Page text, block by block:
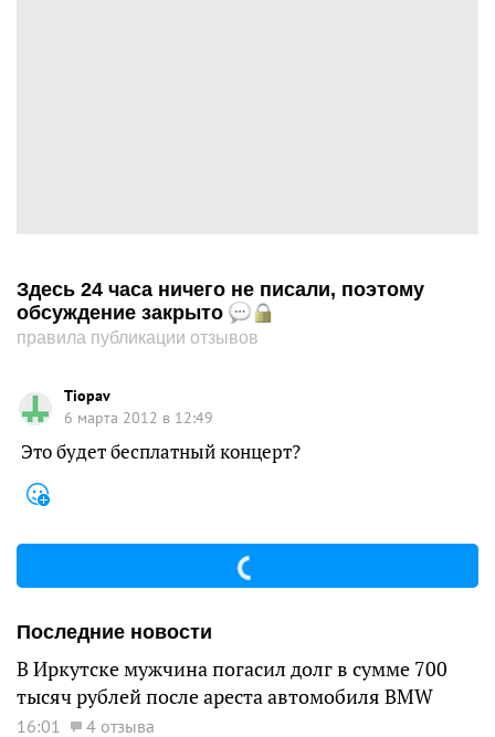
Здесь 24 часа ничего не писали, поэтому
обсуждение закрыто
правила публикации отзывов
Tiopav
6 марта 2012 в 12:49
Это будет бесплатный концерт?
Последние новости
В Иркутске мужчина погасил долг в сумме 700
тысяч рублей после ареста автомобиля BMW
16:01 4 отзыва